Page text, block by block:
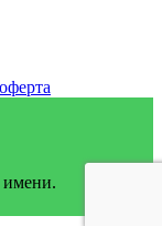
имени.